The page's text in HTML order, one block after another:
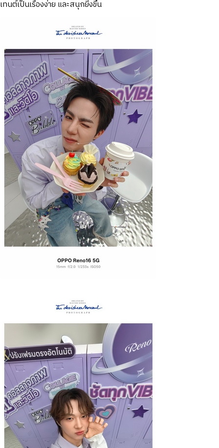
เทนต์เป็นเรื่องง่าย และสนุกยิ่งขึ้น